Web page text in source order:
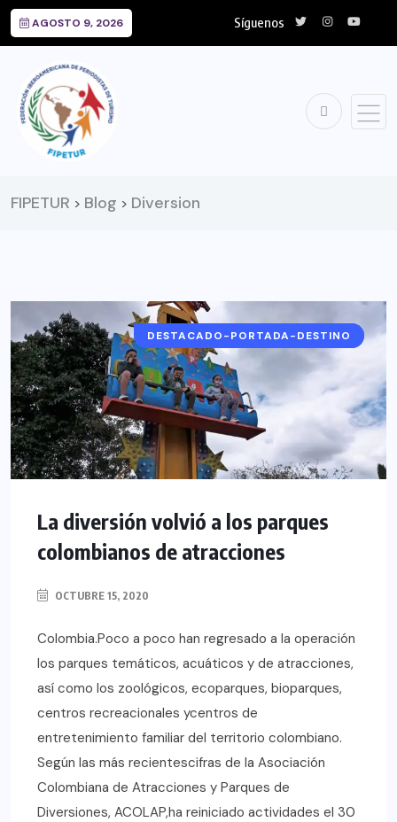
AGOSTO 9, 2026 Síguenos
FIPETUR > Blog > Diversion
COLOMBIA
DESTACADO-PORTADA-DESTINO
La diversión volvió a los parques
colombianos de atracciones
OCTUBRE 15, 2020
Colombia.Poco a poco han regresado a la operación
los parques temáticos, acuáticos y de atracciones,
así como los zoológicos, ecoparques, bioparques,
centros recreacionales ycentros de
entretenimiento familiar del territorio colombiano.
Según las más recientescifras de la Asociación
Colombiana de Atracciones y Parques de
Diversiones, ACOLAP,ha reiniciado actividades el 30